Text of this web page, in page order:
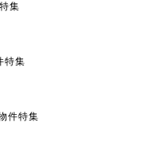
集
特集
件特集